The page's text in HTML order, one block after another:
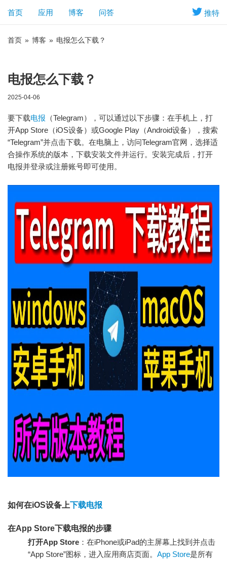
推特
首页 应用 博客 问答
首页 » 博客 » 电报怎么下载？
电报怎么下载？
2025-04-06
要下载电报 （Telegram），可以通过以下步骤：在手机上，打
开App Store（iOS设备）或Google Play（Android设备），搜索
“Telegram”并点击下载。在电脑上，访问Telegram官网，选择适
合操作系统的版本，下载安装文件并运行。安装完成后，打开
电报并登录或注册账号即可使用。
如何在iOS设备上下载电报
在App Store下载电报的步骤
打开App Store ：在iPhone或iPad的主屏幕上找到并点击
“App Store”图标，进入应用商店页面。 App Store是所有